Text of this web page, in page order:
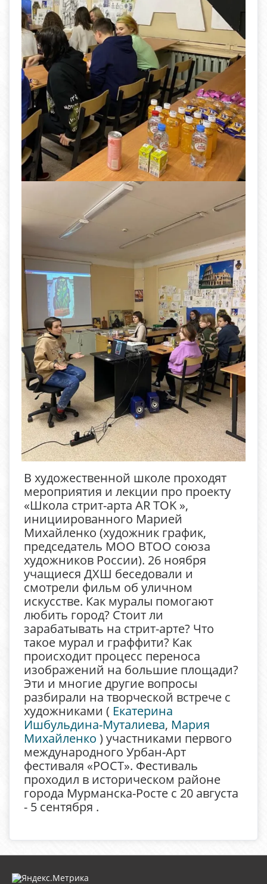
В художественной школе проходят
мероприятия и лекции про проекту
«Школа стрит-арта AR TOK »,
инициированного Марией
Михайленко (художник график,
председатель МОО ВТОО союза
художников России). 26 ноября
учащиеся ДХШ беседовали и
смотрели фильм об уличном
искусстве. Как муралы помогают
любить город? Стоит ли
зарабатывать на стрит-арте? Что
такое мурал и граффити? Как
происходит процесс переноса
изображений на большие площади?
Эти и многие другие вопросы
разбирали на творческой встрече с
художниками ( Екатерина
Ишбульдина-Муталиева, Мария
Михайленко ) участниками первого
международного Урбан-Арт
фестиваля «РОСТ». Фестиваль
проходил в историческом районе
города Мурманска-Росте с 20 августа
- 5 сентября .